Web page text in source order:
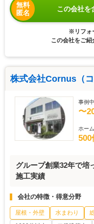
無料
匿名
この会社を
※リフォ
この会社をご紹
株式会社Cornus（コ
事例
〜
ホー
500
グループ創業32年で培
施工実績
会社の特徴・得意分野
屋根・外壁 水まわり